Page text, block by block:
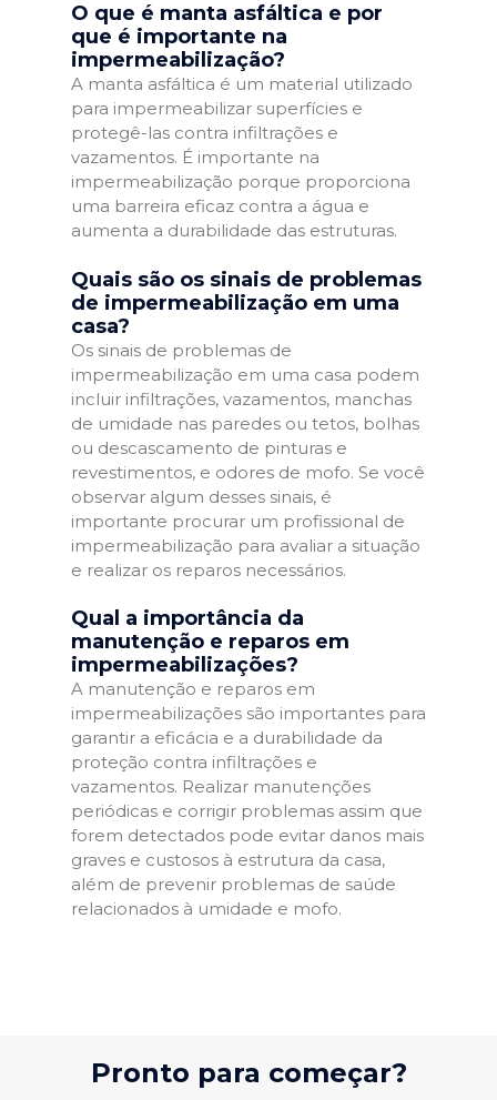
O que é manta asfáltica e por
que é importante na
impermeabilização?
A manta asfáltica é um material utilizado
para impermeabilizar superfícies e
protegê-las contra infiltrações e
vazamentos. É importante na
impermeabilização porque proporciona
uma barreira eficaz contra a água e
aumenta a durabilidade das estruturas.
Quais são os sinais de problemas
de impermeabilização em uma
casa?
Os sinais de problemas de
impermeabilização em uma casa podem
incluir infiltrações, vazamentos, manchas
de umidade nas paredes ou tetos, bolhas
ou descascamento de pinturas e
revestimentos, e odores de mofo. Se você
observar algum desses sinais, é
importante procurar um profissional de
impermeabilização para avaliar a situação
e realizar os reparos necessários.
Qual a importância da
manutenção e reparos em
impermeabilizações?
A manutenção e reparos em
impermeabilizações são importantes para
garantir a eficácia e a durabilidade da
proteção contra infiltrações e
vazamentos. Realizar manutenções
periódicas e corrigir problemas assim que
forem detectados pode evitar danos mais
graves e custosos à estrutura da casa,
além de prevenir problemas de saúde
relacionados à umidade e mofo.
Pronto para começar?